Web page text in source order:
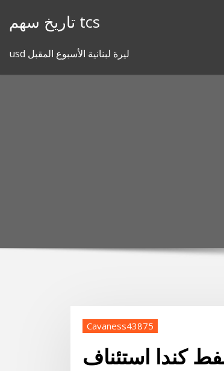
تاريخ سهم tcs
usd ليرة لبنانية الأسبوع المقبل
Cavaness43875
كندا استئناف